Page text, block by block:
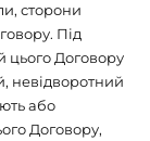
сторони
Під
цього Договору
невідворотний
або
Договору,